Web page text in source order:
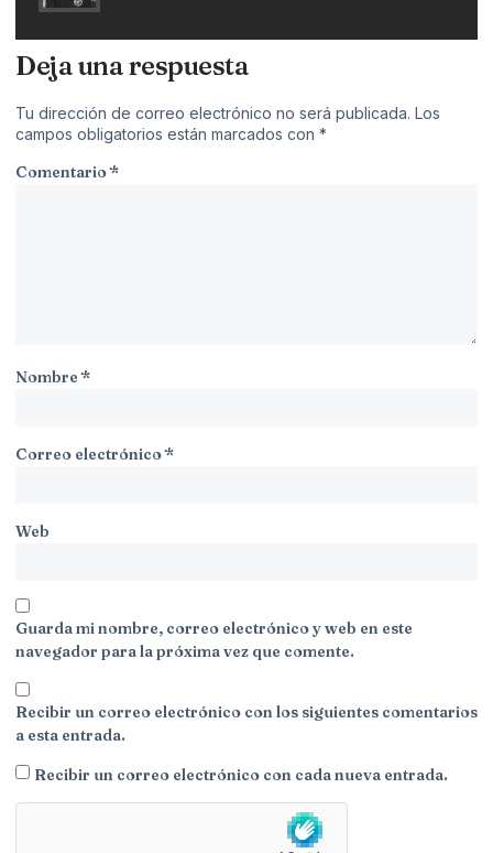
Deja una respuesta
Tu dirección de correo electrónico no será publicada. Los
campos obligatorios están marcados con *
Comentario*
Nombre*
Correo electrónico*
Web
Guarda mi nombre, correo electrónico y web en este
navegador para la próxima vez que comente.
Recibir un correo electrónico con los siguientes comentarios
a esta entrada.
Recibir un correo electrónico con cada nueva entrada.